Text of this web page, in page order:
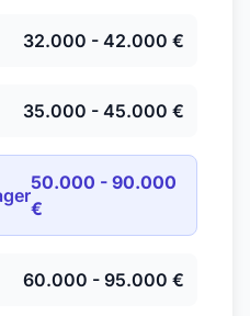
32.000 - 42.000 €
35.000 - 45.000 €
50.000 - 90.000
€
60.000 - 95.000 €